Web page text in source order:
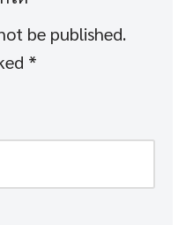
be published.
*